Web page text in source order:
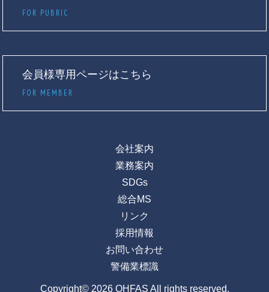
FOR PUBRIC
会員様専用ページはこちら
FOR MEMBER
会社案内
業務案内
SDGs
総合MS
リンク
採用情報
お問い合わせ
警備業標識
Copyright© 2026 OHFAS All rights reserved.